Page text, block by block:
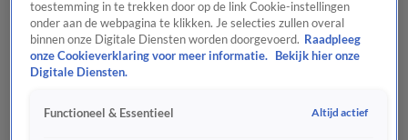
toestemming in te trekken door op de link Cookie-instellingen
onder aan de webpagina te klikken. Je selecties zullen overal
binnen onze Digitale Diensten worden doorgevoerd. Raadpleeg
onze Cookieverklaring voor meer informatie.
Bekijk hier onze
Digitale Diensten.
Functioneel & Essentieel Altijd actief